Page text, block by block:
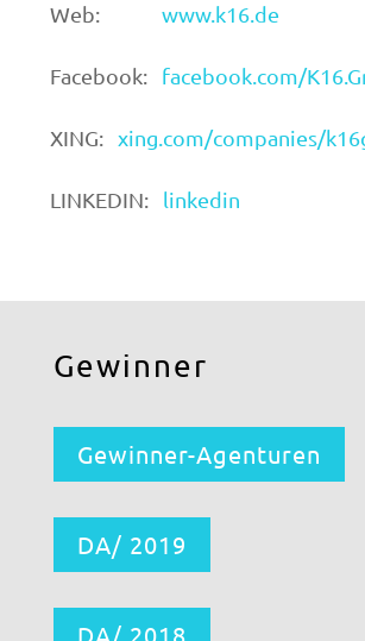
Web:www.k16.de
Facebook: facebook.com/
XING:xing.com/companies/
LINKEDIN: linkedin
Gewinner
Gewinner-Agenturen
DA/ 2019
DA/ 2018